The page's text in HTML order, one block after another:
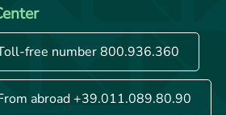
free number 800.936.360
abroad +39.011.089.80.90